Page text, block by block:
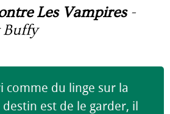
Les Vampires-
Buffy
comme du linge sur la
est de le garder, il